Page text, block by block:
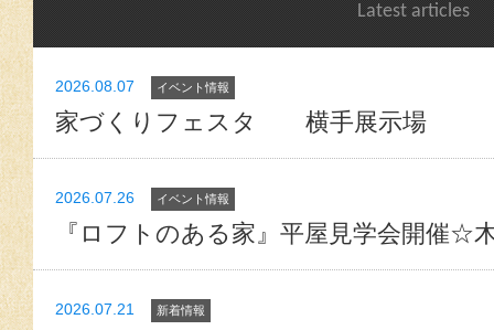
Latest articles
2026.08.07 イベント情報
家づくりフェスタ 横手展示場
2026.07.26 イベント情報
『ロフトのある家』平屋見学会開催☆
2026.07.21 新着情報